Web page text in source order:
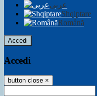
عربى
Shqiptare
Română
Accedi
Accedi
button close ×